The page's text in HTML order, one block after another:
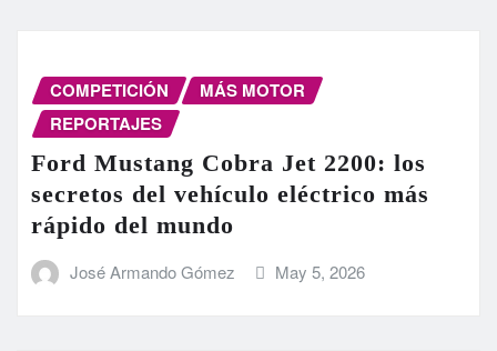
COMPETICIÓN
MÁS MOTOR
REPORTAJES
Ford Mustang Cobra Jet 2200: los
secretos del vehículo eléctrico más
rápido del mundo
José Armando Gómez May 5, 2026